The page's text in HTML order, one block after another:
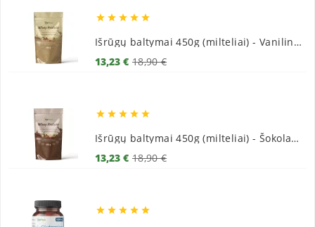
    
Išrūgų baltymai 450g (milteliai) - Vaniliniai
13,23 € 18,90 €
    
Išrūgų baltymai 450g (milteliai) - Šokoladiniai
13,23 € 18,90 €
    